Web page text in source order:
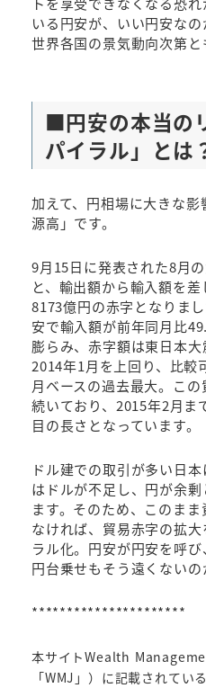
いる円安が、いい円安なの
世界各国の景気動向次第と
■円安の本当の
パイラル」とは
加えて、円相場に大きな
源高」です。
9月15日に発表された8月
と、輸出額から輸入額を
8173億円の赤字となりま
安で輸入額が前年同月比
膨らみ、赤字額は東日本
2014年1月を上回り、比較
月ベースの過去最大。こ
続いており、2015年2月ま
目の長さとなっています。
ドル建での取引が多い日
はドルが不足し、円が余
ます。そのため、このま
なければ、貿易赤字の拡
ラル化。円安が円安を呼
円台乗せもそう遠くないの
**********************
本サイトWealth
「WMJ」）に記載されてい